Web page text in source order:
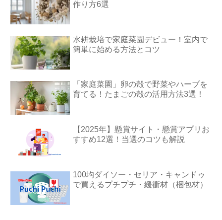
作り方6選
水耕栽培で家庭菜園デビュー！室内で
簡単に始める方法とコツ
「家庭菜園」卵の殻で野菜やハーブを
育てる！たまごの殻の活用方法3選！
【2025年】懸賞サイト・懸賞アプリお
すすめ12選！当選のコツも解説
100均ダイソー・セリア・キャンドゥ
で買えるプチプチ・緩衝材（梱包材）